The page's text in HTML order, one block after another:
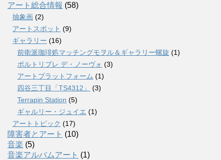
アート総合情報 (58)
抽象画 (2)
アートスポット (9)
ギャラリー (16)
前衛派珈琲処マッチングモヲル＆ギャラリー螺旋 (1)
ポルトリブレ デ・ノーヴォ (3)
アートプラットフォーム (1)
四谷三丁目「TS4312」
(3)
Terrapin Station (5)
ギャルリー・ジュイエ (1)
アートトピック (17)
障害者とアート (10)
音楽 (5)
音楽アルバムアート (1)